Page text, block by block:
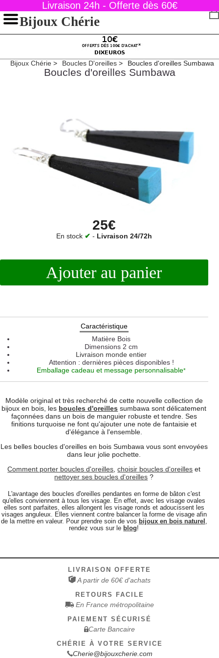
Bijoux Chérie
Livraison 24h - Offerte dès 60€
Bijoux Chérie Boucles D'oreilles Boucles d'oreilles Sumbawa
Boucles d'oreilles Sumbawa
25€
En stock ✔ - Livraison 24/72h
Modèle original et très recherché de cette nouvelle collection de
bijoux en bois, les boucles d'oreilles sumbawa sont délicatement
façonnées dans un bois de manguier robuste et tendre. Ses
finitions turquoise ne font qu'ajouter une note de fantaisie et
d'élégance à l'ensemble.
Les belles boucles d'oreilles en bois Sumbawa vous sont envoyées
dans leur jolie pochette.
Ajouter au panier
Caractéristique
Matière Bois
Dimensions 2 cm
Livraison monde entier
Attention : dernières pièces disponibles !
Emballage cadeau et message personnalisable*
Comment porter boucles d'oreilles ,choisir boucles d'oreilles et
nettoyer ses boucles d'oreilles ?
L'avantage des boucles d'oreilles pendantes en forme de bâton c'est
qu'elles conviennent à tous les visage. En effet, avec les visage ovales
elles sont parfaites, elles allongent les visage ronds et adoucissent les
visages anguleux. Elles viennent contre balancer la forme de visage afin
de la mettre en valeur. Pour prendre soin de vos bijoux en bois naturel
rendez vous sur le blog!
LIVRAISON OFFERTE
A partir de 60€ d'achats
RETOURS FACILE
En France métropolitaine
PAIEMENT SÉCURISÉ
Carte Bancaire
CHÉRIE À VOTRE SERVICE
Cherie@bijouxcherie.com